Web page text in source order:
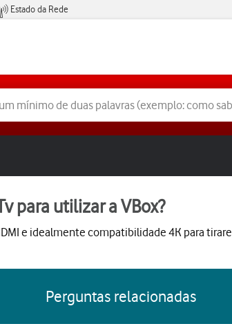
Estado da Rede
para utilizar a VBox?
e idealmente compatibilidade 4K para
Perguntas relacionadas